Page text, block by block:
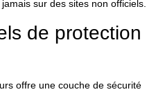
sur des sites non officiels.
de protection
offre une couche de sécurité